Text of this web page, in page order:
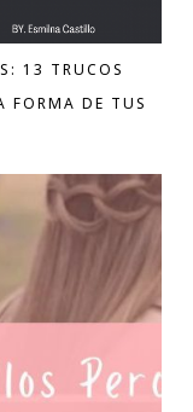
13 TRUCOS
FORMA DE TUS